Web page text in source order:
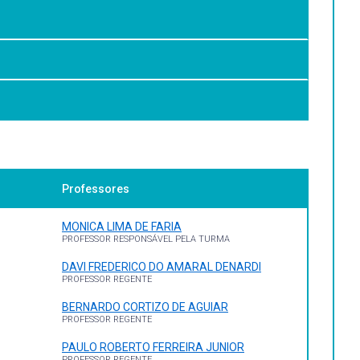
crítica aplicada ao design de jogos. Compreender o
histórica que forneça subsídios para a produção de
Professores
MONICA LIMA DE FARIA
PROFESSOR RESPONSÁVEL PELA TURMA
DAVI FREDERICO DO AMARAL DENARDI
PROFESSOR REGENTE
BERNARDO CORTIZO DE AGUIAR
PROFESSOR REGENTE
PAULO ROBERTO FERREIRA JUNIOR